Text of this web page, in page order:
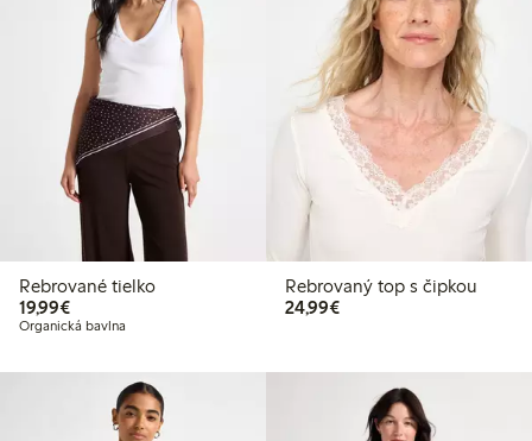
Rebrované tielko
19,99€19,99 €
Organická bavlna
Rebrovaný top s čipkou
24,99€24,99 €